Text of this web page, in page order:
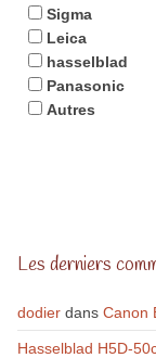
Sigma
Leica
hasselblad
Panasonic
Autres
Les derniers
dodierdans Canon
Hasselblad H5D-